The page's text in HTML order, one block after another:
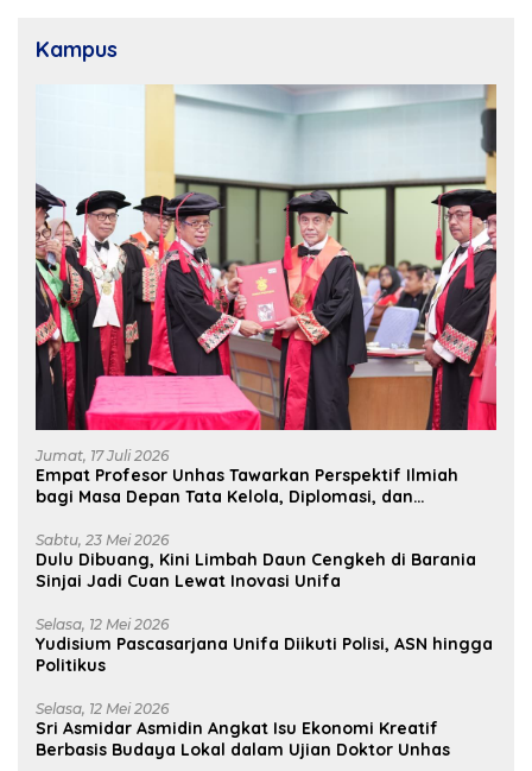
Kampus
Jumat, 17 Juli 2026
Empat Profesor Unhas Tawarkan Perspektif Ilmiah
bagi Masa Depan Tata Kelola, Diplomasi, dan
Sabtu, 23 Mei 2026
Dulu Dibuang, Kini Limbah Daun Cengkeh di Barania
Sinjai Jadi Cuan Lewat Inovasi Unifa
Selasa, 12 Mei 2026
Yudisium Pascasarjana Unifa Diikuti Polisi, ASN hingga
Politikus
Selasa, 12 Mei 2026
Sri Asmidar Asmidin Angkat Isu Ekonomi Kreatif
Berbasis Budaya Lokal dalam Ujian Doktor Unhas